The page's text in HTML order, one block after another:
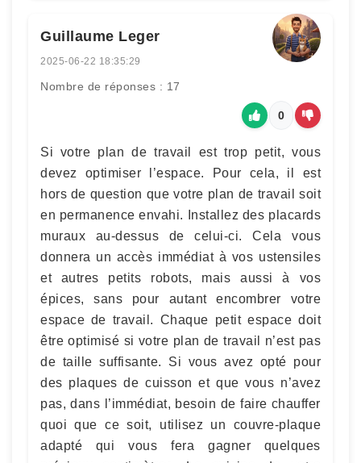
Guillaume Leger
2025-06-22 18:35:29
Nombre de réponses : 17
0
Si votre plan de travail est trop petit, vous
devez optimiser l’espace. Pour cela, il est
hors de question que votre plan de travail soit
en permanence envahi. Installez des placards
muraux au-dessus de celui-ci. Cela vous
donnera un accès immédiat à vos ustensiles
et autres petits robots, mais aussi à vos
épices, sans pour autant encombrer votre
espace de travail. Chaque petit espace doit
être optimisé si votre plan de travail n’est pas
de taille suffisante. Si vous avez opté pour
des plaques de cuisson et que vous n’avez
pas, dans l’immédiat, besoin de faire chauffer
quoi que ce soit, utilisez un couvre-plaque
adapté qui vous fera gagner quelques